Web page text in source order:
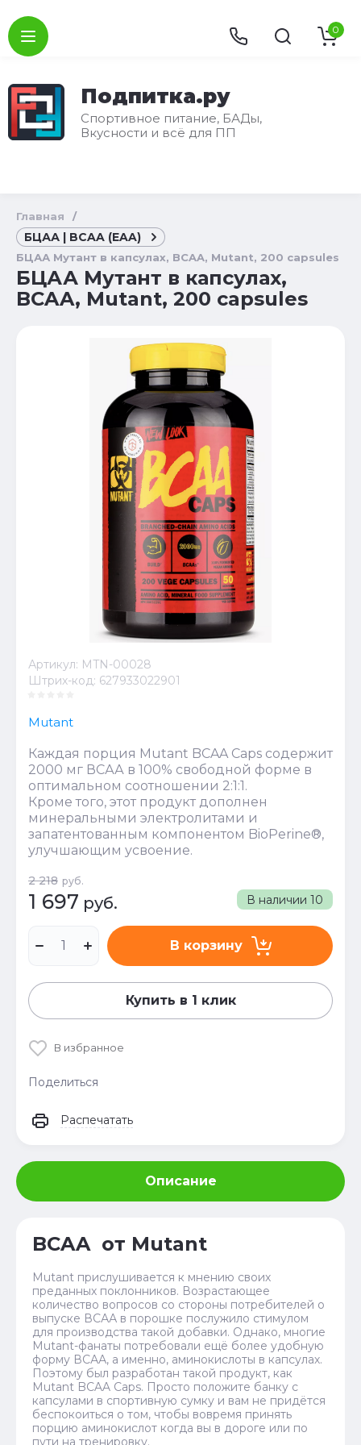
Подпитка.ру
Спортивное питание, БАДы,
Вкусности и всё для ПП
0
Главная /
БЦАА | BCAA (EAA)
БЦАА Мутант в капсулах, BCAA, Mutant, 200 capsules
БЦАА Мутант в капсулах,
BCAA, Mutant, 200 capsules
Артикул: MTN-00028
Штрих-код: 627933022901
Mutant
Каждая порция Mutant BCAA Caps содержит
2000 мг ВСАА в 100% свободной форме в
оптимальном соотношении 2:1:1.
Кроме того, этот продукт дополнен
минеральными электролитами и
запатентованным компонентом BioPerine®,
улучшающим усвоение.
В наличии 10
2 218 руб.
1 697 руб.
В корзину
Купить в 1 клик
В избранное
Поделиться
Распечатать
Описание
BCAA от Mutant
Mutant прислушивается к мнению своих
преданных поклонников. Возрастающее
количество вопросов со стороны потребителей о
выпуске ВСАА в порошке послужило стимулом
для производства такой добавки. Однако, многие
Mutant-фанаты потребовали ещё более удобную
форму ВСАА, а именно, аминокислоты в капсулах.
Поэтому был разработан такой продукт, как
Mutant BCAA Caps. Просто положите банку с
капсулами в спортивную сумку и вам не придётся
беспокоиться о том, чтобы вовремя принять
порцию аминокислот когда вы в дороге или по
пути на тренировку.